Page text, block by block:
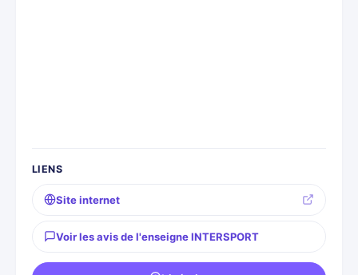
LIENS
Site internet
Voir les avis de l'enseigne INTERSPORT